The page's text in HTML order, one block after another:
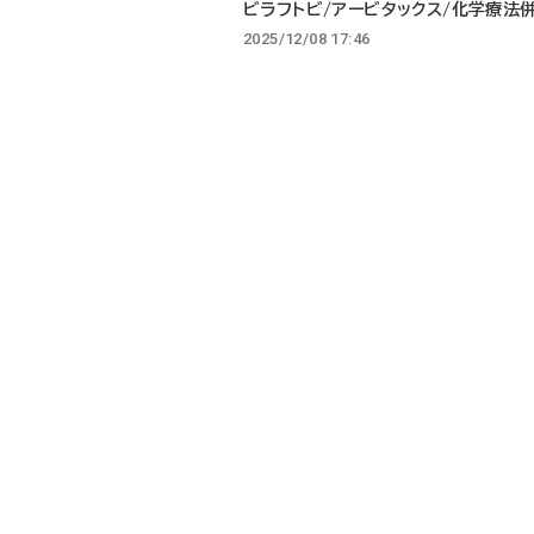
ビラフトビ/アービタックス/化学療法
2025/12/08 17:46